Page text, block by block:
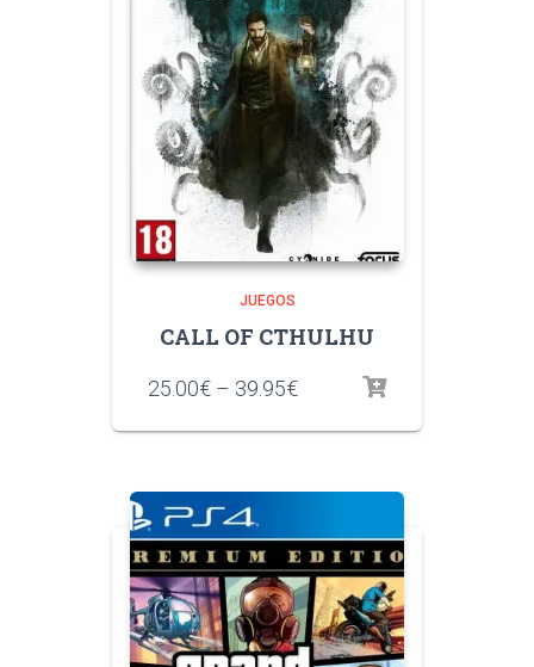
JUEGOS
CALL OF CTHULHU
25.00€ – 39.95€